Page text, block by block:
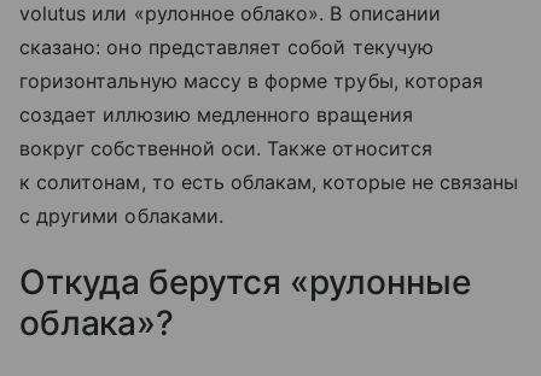
volutus или «рулонное облако». В описании
сказано: оно представляет собой текучую
горизонтальную массу в форме трубы, которая
создает иллюзию медленного вращения
вокруг собственной оси. Также относится
к солитонам, то есть облакам, которые не связаны
с другими облаками.
Откуда берутся «рулонные
облака»?